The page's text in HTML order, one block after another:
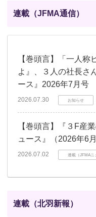
連載（JFMA通信）
【巻頭言】「一人称
よ』、３人の社長さ
ース』2026年7月号
2026.07.30 お知らせ
【巻頭言】『３F産
ュース』（2026年6月
2026.07.02 連載（JFMAニ
連載（北羽新報）